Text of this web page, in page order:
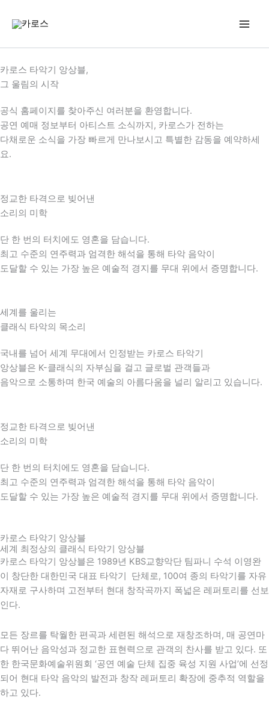
로
건
너
기
카로스 타악기 앙상블,
그 울림의 시작
공식 홈페이지를 찾아주신 여러분을 환영합니다.
공연 예매 정보부터 아티스트 소식까지, 카로스가 전하는
다채로운 소식을 가장 빠르게 만나보시고 특별한 감동을 예약하세
요.
정교한 타격으로 빚어낸
소리의 미학
단 한 번의 터치에도 영혼을 담습니다.
최고 수준의 연주력과 엄격한 해석을 통해 타악 음악이
도달할 수 있는 가장 높은 예술적 경지를 무대 위에서 증명합니다.
세계를 울리는
클래식 타악의 목소리
국내를 넘어 세계 무대에서 인정받는 카로스 타악기
앙상블은 K-클래식의 자부심을 걸고 글로벌 관객들과
음악으로 소통하며 한국 예술의 아름다움을 널리 알리고 있습니다.
정교한 타격으로 빚어낸
소리의 미학
단 한 번의 터치에도 영혼을 담습니다.
최고 수준의 연주력과 엄격한 해석을 통해 타악 음악이
도달할 수 있는 가장 높은 예술적 경지를 무대 위에서 증명합니다.
카로스 타악기 앙상블
세계 최정상의 클래식 타악기 앙상블
카로스 타악기 앙상블은 1989년 KBS교향악단 팀파니 수석 이영완
이 창단한 대한민국 대표 타악기 단체로, 100여 종의 타악기를 자유
자재로 구사하며 고전부터 현대 창작곡까지 폭넓은 레퍼토리를 선보
인다.
모든 장르를 탁월한 편곡과 세련된 해석으로 재창조하며, 매 공연마
다 뛰어난 음악성과 정교한 표현력으로 관객의 찬사를 받고 있다. 또
한 한국문화예술위원회 ‘공연 예술 단체 집중 육성 지원 사업’에 선정
되어 현대 타악 음악의 발전과 창작 레퍼토리 확장에 중추적 역할을
하고 있다.